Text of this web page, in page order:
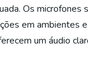
Os
em ambientes
um áudio